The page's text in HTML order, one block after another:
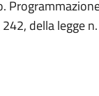
della legge